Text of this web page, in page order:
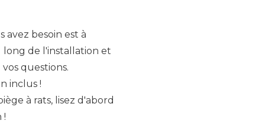
besoin est à
long de l'installation et
questions.
inclus !
à rats, lisez d'abord
!